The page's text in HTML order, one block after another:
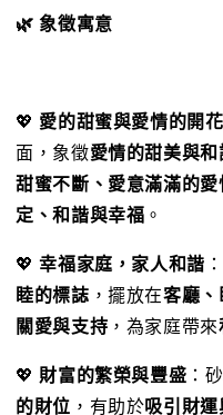
🌿象徵寓意
💖 愛的甜蜜與愛情的開花
面，象徵愛情的甜美與
甜蜜不斷、愛意滿滿的
定、和諧與幸福 。
💖幸福家庭，家人和諧 ：
睦的標誌 ，擺放在客廳
關愛與支持 ，為家庭帶來
💖 財富的繁榮與豐盛 ：
的財位 ，有助於吸引財